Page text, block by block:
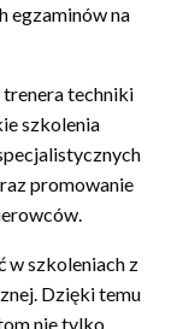
egzaminów na
techniki
szkolenia
promowanie
w szkoleniach z
Dzięki temu
nie tylko